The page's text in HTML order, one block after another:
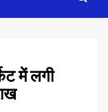
में लगी